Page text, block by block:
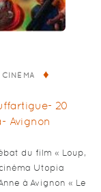
CINÉMA
Avignon
du film « Loup,
Utopia
à Avignon « Le